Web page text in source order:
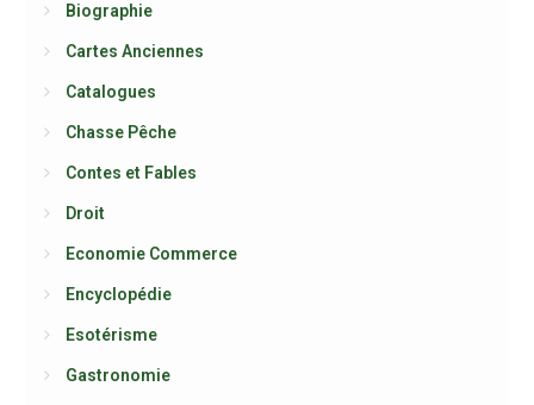
Biographie
Cartes Anciennes
Catalogues
Chasse Pêche
Contes et Fables
Droit
Economie Commerce
Encyclopédie
Esotérisme
Gastronomie